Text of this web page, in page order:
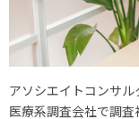
アソシエイトコンサル
医療系調査会社で調査